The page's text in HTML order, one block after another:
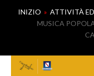
INIZIO » ATTIVITÀ
MUSICA